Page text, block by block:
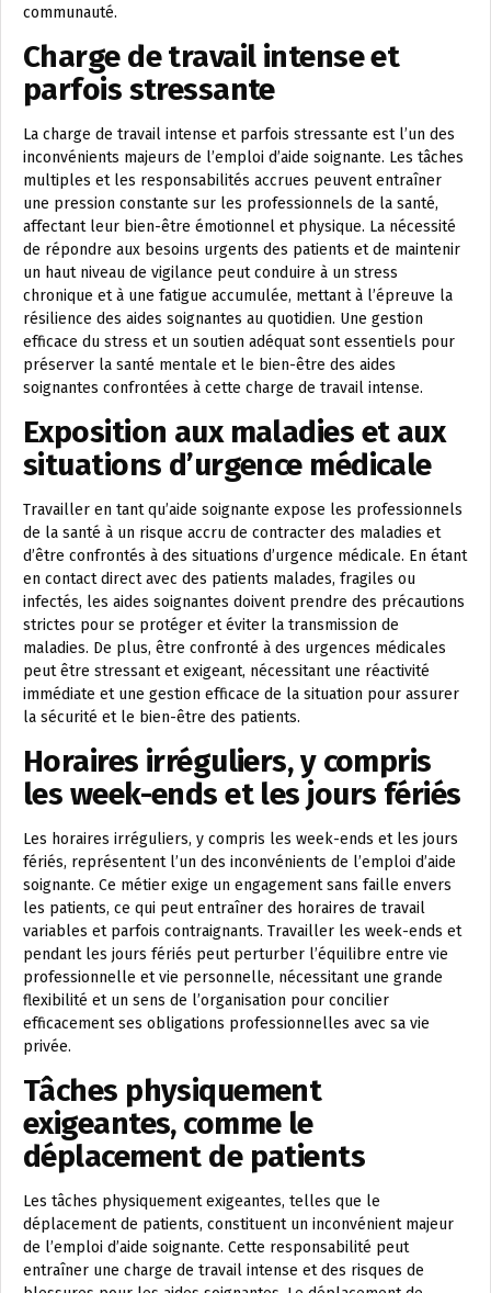
communauté.
Charge de travail intense et
parfois stressante
La charge de travail intense et parfois stressante est l’un des
inconvénients majeurs de l’emploi d’aide soignante. Les tâches
multiples et les responsabilités accrues peuvent entraîner
une pression constante sur les professionnels de la santé,
affectant leur bien-être émotionnel et physique. La nécessité
de répondre aux besoins urgents des patients et de maintenir
un haut niveau de vigilance peut conduire à un stress
chronique et à une fatigue accumulée, mettant à l’épreuve la
résilience des aides soignantes au quotidien. Une gestion
efficace du stress et un soutien adéquat sont essentiels pour
préserver la santé mentale et le bien-être des aides
soignantes confrontées à cette charge de travail intense.
Exposition aux maladies et aux
situations d’urgence médicale
Travailler en tant qu’aide soignante expose les professionnels
de la santé à un risque accru de contracter des maladies et
d’être confrontés à des situations d’urgence médicale. En étant
en contact direct avec des patients malades, fragiles ou
infectés, les aides soignantes doivent prendre des précautions
strictes pour se protéger et éviter la transmission de
maladies. De plus, être confronté à des urgences médicales
peut être stressant et exigeant, nécessitant une réactivité
immédiate et une gestion efficace de la situation pour assurer
la sécurité et le bien-être des patients.
Horaires irréguliers, y compris
les week-ends et les jours fériés
Les horaires irréguliers, y compris les week-ends et les jours
fériés, représentent l’un des inconvénients de l’emploi d’aide
soignante. Ce métier exige un engagement sans faille envers
les patients, ce qui peut entraîner des horaires de travail
variables et parfois contraignants. Travailler les week-ends et
pendant les jours fériés peut perturber l’équilibre entre vie
professionnelle et vie personnelle, nécessitant une grande
flexibilité et un sens de l’organisation pour concilier
efficacement ses obligations professionnelles avec sa vie
privée.
Tâches physiquement
exigeantes, comme le
déplacement de patients
Les tâches physiquement exigeantes, telles que le
déplacement de patients, constituent un inconvénient majeur
de l’emploi d’aide soignante. Cette responsabilité peut
entraîner une charge de travail intense et des risques de